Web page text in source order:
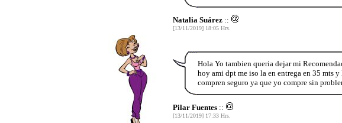
Natalia Suárez::
[13/11/2019] 18:05 Hrs.
Hola Yo tambien queria dejar mi
hoy ami dpt me iso la en entrega en 35 mts
compren seguro ya que yo compre sin
Pilar Fuentes::
[13/11/2019] 17:33 Hrs.